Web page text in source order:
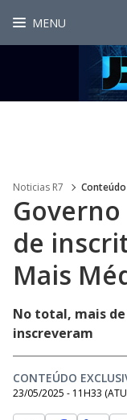
MENU
Noticias R7
de
Mais
No total, mais
inscreveram
CONTEÚDO
23/05/2025 - 11H33